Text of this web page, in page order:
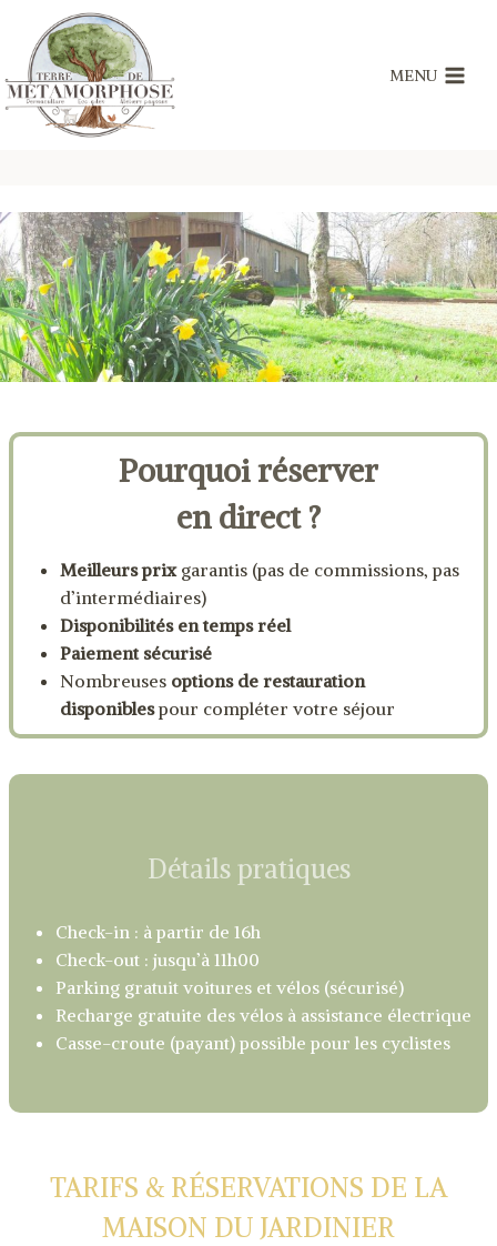
content
MENU
Pourquoi réserver
en direct ?
Meilleurs prixgarantis (pas de commissions, pas
d’intermédiaires)
Disponibilités en temps réel
Paiement sécurisé
Nombreuses options de restauration
disponiblespour compléter votre séjour
Détails pratiques
Check-in : à partir de 16h
Check-out : jusqu’à 11h00
Parking gratuit voitures et vélos (sécurisé)
Recharge gratuite des vélos à assistance électrique
Casse-croute (payant) possible pour les cyclistes
TARIFS & RÉSERVATIONS DE LA
MAISON DU JARDINIER